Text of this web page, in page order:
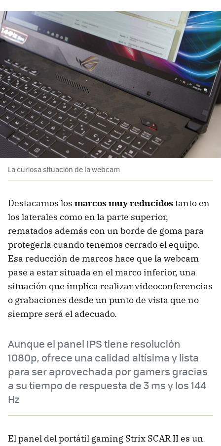
La curiosa situación de la webcam
Destacamos los marcos muy reducidostanto en
los laterales como en la parte superior,
rematados además con un borde de goma para
protegerla cuando tenemos cerrado el equipo.
Esa reducción de marcos hace que la webcam
pase a estar situada en el marco inferior, una
situación que implica realizar videoconferencias
o grabaciones desde un punto de vista que no
siempre será el adecuado.
Aunque el panel IPS tiene resolución
1080p, ofrece una calidad altísima y lista
para ser aprovechada por gamers gracias
a su tiempo de respuesta de 3 ms y los 144
Hz
El panel del portátil gaming Strix SCAR II es un